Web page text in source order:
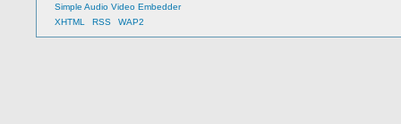
Simple Audio Video Embedder
XHTML
RSS WAP2